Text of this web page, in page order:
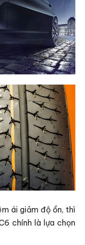
ái giảm độ ồn, thì
chính là lựa chọn